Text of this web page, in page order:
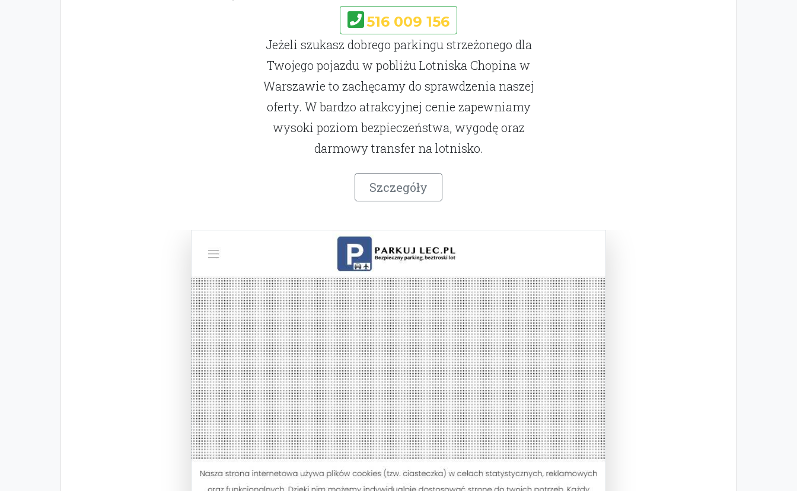
516 009 156
Jeżeli szukasz dobrego parkingu strzeżonego dla
Twojego pojazdu w pobliżu Lotniska Chopina w
Warszawie to zachęcamy do sprawdzenia naszej
oferty. W bardzo atrakcyjnej cenie zapewniamy
wysoki poziom bezpieczeństwa, wygodę oraz
darmowy transfer na lotnisko.
Szczegóły